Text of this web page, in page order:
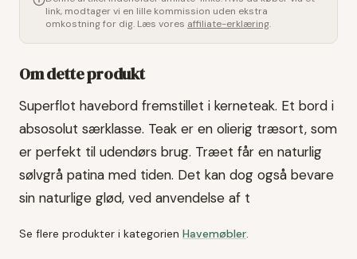
link, modtager vi en lille kommission uden ekstra
omkostning for dig. Læs vores affiliate-erklæring.
Om dette produkt
Superflot havebord fremstillet i kerneteak. Et bord i
absosolut særklasse. Teak er en olierig træsort, som
er perfekt til udendørs brug. Træet får en naturlig
sølvgrå patina med tiden. Det kan dog også bevare
sin naturlige glød, ved anvendelse af t
Se flere produkter i kategorien Havemøbler.